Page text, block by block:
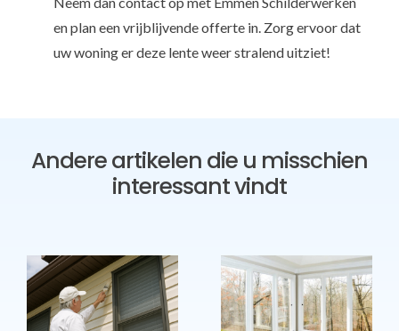
en plan een vrijblijvende offerte in. Zorg ervoor dat
uw woning er deze lente weer stralend uitziet!
Andere artikelen die u misschien
interessant vindt